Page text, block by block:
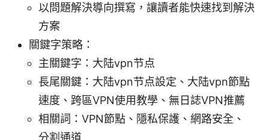
以問題解決導向撰寫，讓讀者能快速找到解決
方案
關鍵字策略：
主關鍵字：大陆vpn节点
長尾關鍵：大陆vpn节点設定、大陆vpn節點
速度、跨區VPN使用教學、無日誌VPN推薦
相關詞：VPN節點、隱私保護、網路安全、
分割通道